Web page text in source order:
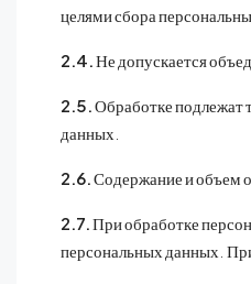
целями сбора
2.4.Не допускается
2.5.Обработке подлежат
данных.
2.6.Содержание и объем
2.7.При обработке
персональных данных.